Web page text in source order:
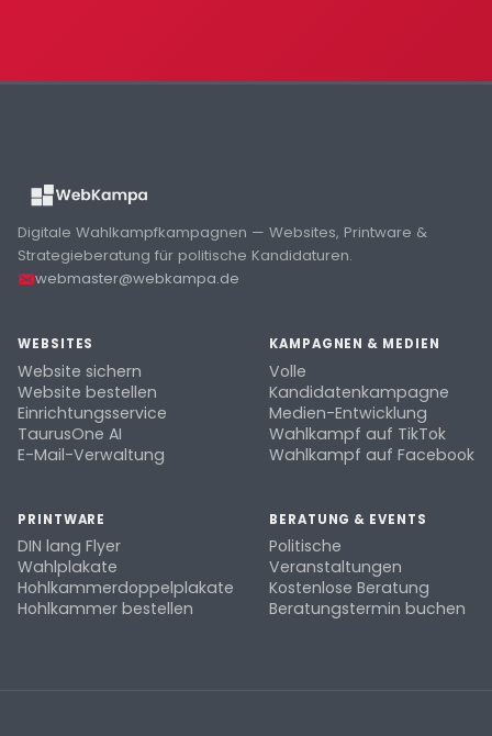
Digitale Wahlkampfkampagnen — Websites, Printware &
Strategieberatung für politische Kandidaturen.
webmaster@webkampa.de
WEBSITES
Website sichern
Website bestellen
Einrichtungsservice
TaurusOne AI
E-Mail-Verwaltung
KAMPAGNEN & MEDIEN
Volle
Kandidatenkampagne
Medien-Entwicklung
Wahlkampf auf TikTok
Wahlkampf auf Facebook
PRINTWARE
DIN lang Flyer
Wahlplakate
Hohlkammerdoppelplakate
Hohlkammer bestellen
BERATUNG & EVENTS
Politische
Veranstaltungen
Kostenlose Beratung
Beratungstermin buchen